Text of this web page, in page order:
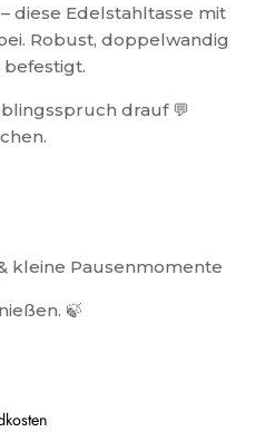
diese Edelstahltasse mit
Robust, doppelwandig
befestigt.
drauf 💬
kleine Pausenmomente
🍃